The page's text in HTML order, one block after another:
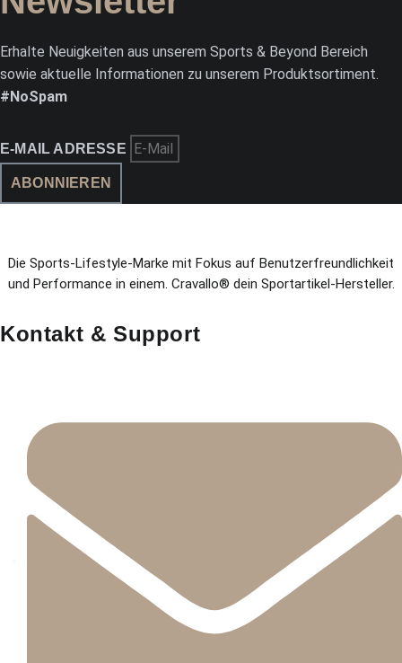
Erhalte Neuigkeiten aus unserem Sports & Beyond Bereich
sowie aktuelle Informationen zu unserem Produktsortiment.
#NoSpam
E-MAIL ADRESSE
ABONNIEREN
Die Sports-Lifestyle-Marke mit Fokus auf Benutzerfreundlichkeit
und Performance in einem. Cravallo® dein Sportartikel-Hersteller.
Kontakt & Support